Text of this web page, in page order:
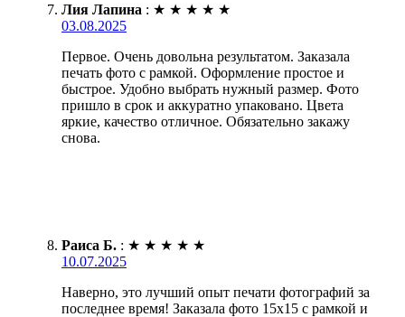
Лия Лапина : ★ ★ ★ ★ ★
03.08.2025
Первое. Очень довольна результатом. Заказала
печать фото с рамкой. Оформление простое и
быстрое. Удобно выбрать нужный размер. Фото
пришло в срок и аккуратно упаковано. Цвета
яркие, качество отличное. Обязательно закажу
снова.
Раиса Б. : ★ ★ ★ ★ ★
10.07.2025
Наверно, это лучший опыт печати фотографий за
последнее время! Заказала фото 15х15 с рамкой и